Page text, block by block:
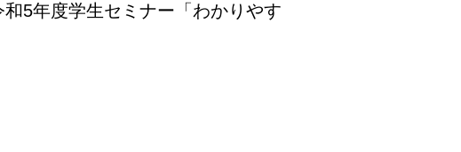
5年度学生セミナー「わかりやす